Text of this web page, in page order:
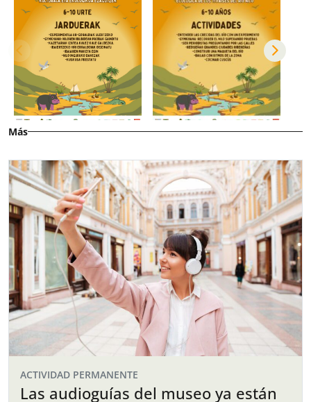
Más
ACTIVIDAD PERMANENTE
Las audioguías del museo ya están